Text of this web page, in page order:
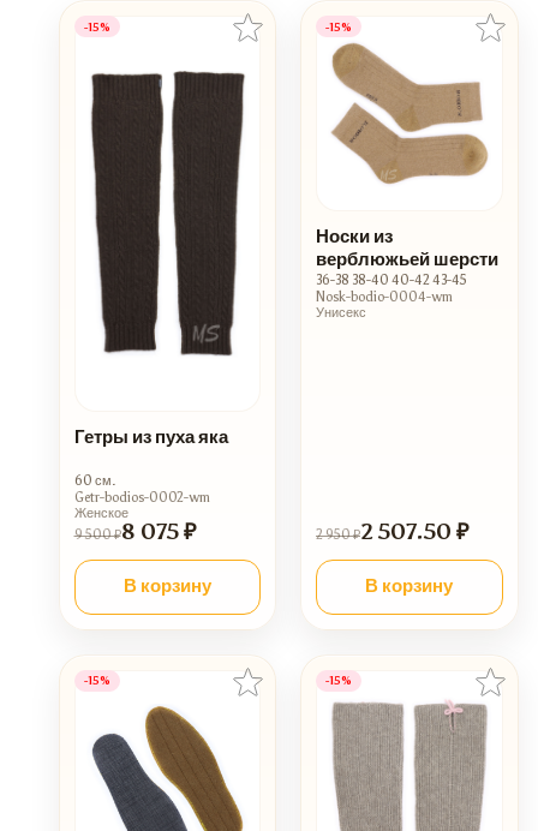
Гетры из пуха яка
60 см.
Getr-bodios-0002-wm
Женское
9 500 ₽8 075 ₽
В корзину
-15%
Носки из
верблюжьей шерсти
36-38 38-40 40-42 43-45
Nosk-bodio-0004-wm
Унисекс
2 950 ₽2 507.50 ₽
В корзину
-15%
-15% -15%